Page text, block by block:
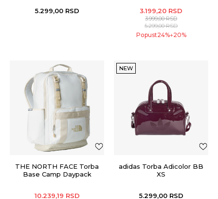
5.299,00 RSD 3.199,20 RSD
3.999,00RSD
5.299,00RSD
Popust24%+20%
THE NORTH FACE Torba
Base Camp Daypack
10.239,19 RSD
NEW
adidas Torba Adicolor BB
XS
5.299,00 RSD